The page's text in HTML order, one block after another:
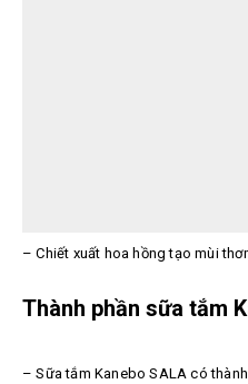
– Chiết xuất hoa hồng tạo mùi
Thành phần sữa tắm
– Sữa tắm Kanebo SALA có